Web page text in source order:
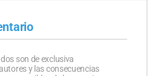
son de exclusiva
y las consecuencias